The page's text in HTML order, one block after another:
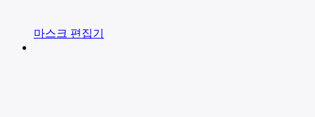
마스크 편집기